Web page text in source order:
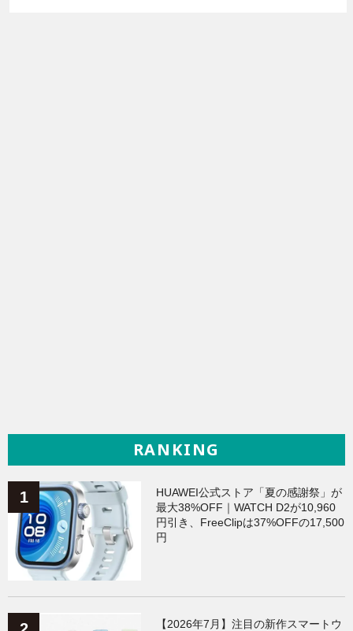
RANKING
HUAWEI公式ストア「夏の感謝祭」が
最大38%OFF｜WATCH D2が10,960
円引き、FreeClipは37%OFFの17,500
円
【2026年7月】注目の新作スマートウ